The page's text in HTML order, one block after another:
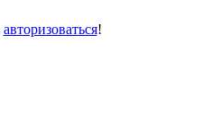
авторизоваться!